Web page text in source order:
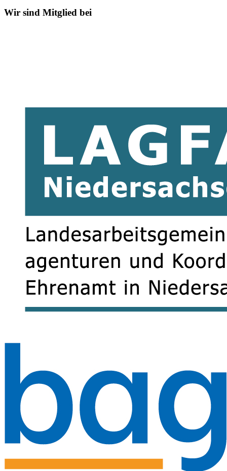
Wir sind Mitglied bei